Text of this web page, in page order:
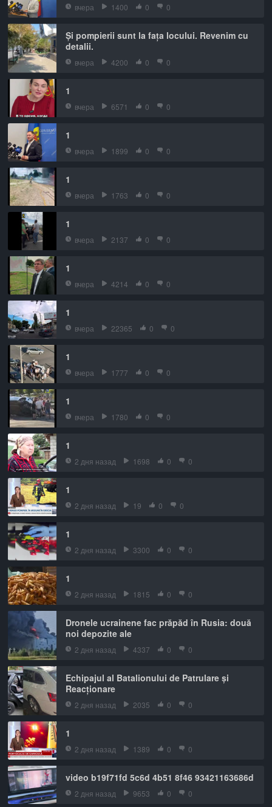
вчера 1400 0 0
Și pompierii sunt la fața locului. Revenim cu
detalii.
вчера 4200 0 0
1
вчера 6571 0 0
1
вчера 1899 0 0
1
вчера 1763 0 0
1
вчера 2137 0 0
1
вчера 4214 0 0
1
вчера 22365 0 0
1
вчера 1777 0 0
1
вчера 1780 0 0
1
2 дня назад 1698 0 0
1
2 дня назад 19 0 0
1
2 дня назад 3300 0 0
1
2 дня назад 1815 0 0
Dronele ucrainene fac prăpăd în Rusia: două
noi depozite ale
2 дня назад 4337 0 0
Echipajul al Batalionului de Patrulare și
Reacționare
2 дня назад 2035 0 0
1
2 дня назад 1389 0 0
video b19f71fd 5c6d 4b51 8f46 93421163686d
2 дня назад 9653 0 0